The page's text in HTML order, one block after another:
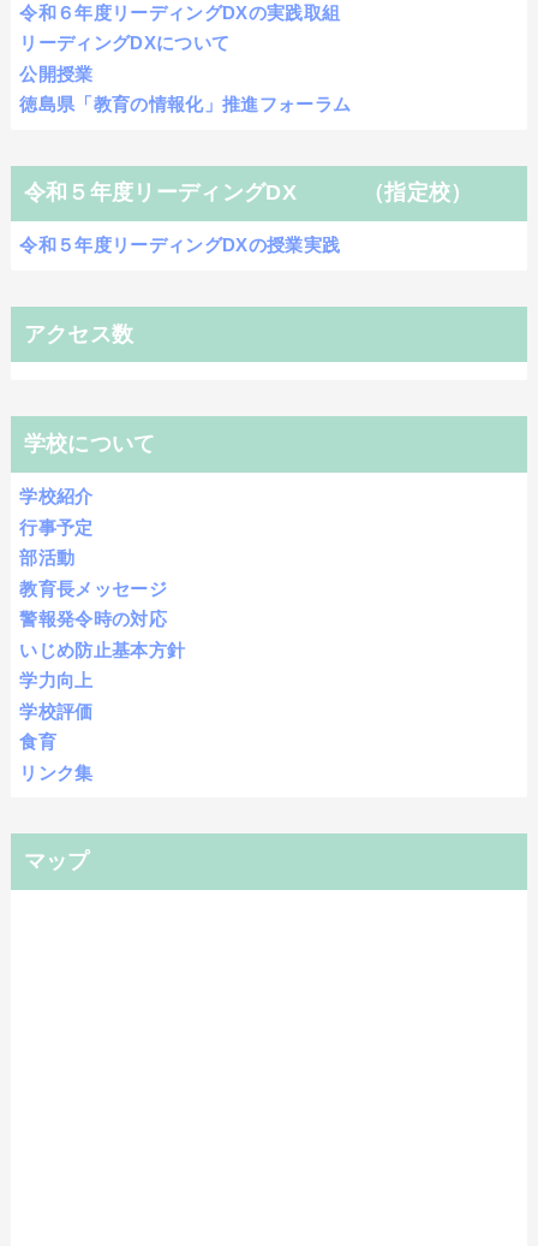
令和６年度リーディングDXの実践取組
リーディングDXについて
公開授業
徳島県「教育の情報化」推進フォーラム
令和５年度リーディングDX （指定校）
令和５年度リーディングDXの授業実践
アクセス数
学校について
学校紹介
行事予定
部活動
教育長メッセージ
警報発令時の対応
いじめ防止基本方針
学力向上
学校評価
食育
リンク集
マップ